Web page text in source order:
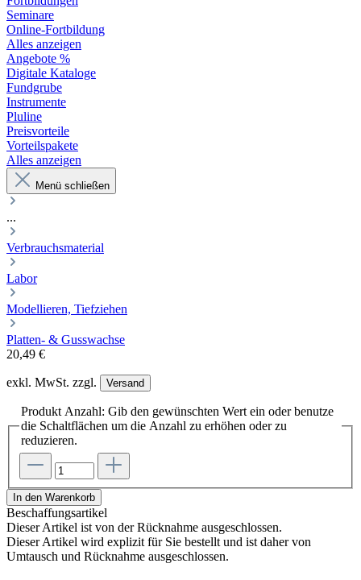
Seminare
Online-Fortbildung
Alles anzeigen
Angebote %
Digitale Kataloge
Fundgrube
Instrumente
Pluline
Preisvorteile
Vorteilspakete
Alles anzeigen
Menü schließen
...
Verbrauchsmaterial
Labor
Modellieren, Tiefziehen
Platten- & Gusswachse
20,49 €
exkl. MwSt. zzgl. Versand
Produkt Anzahl: Gib den gewünschten Wert ein oder benutze
die Schaltflächen um die Anzahl zu erhöhen oder zu
reduzieren.
In den Warenkorb
Beschaffungsartikel
Dieser Artikel ist von der Rücknahme ausgeschlossen.
Dieser Artikel wird explizit für Sie bestellt und ist daher von
Umtausch und Rücknahme ausgeschlossen.